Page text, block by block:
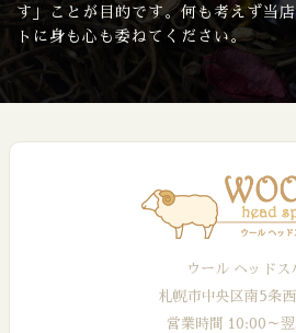
す」ことが目的です。何も考えず当
トに身も心も委ねてください。
ウール ヘッドス
札幌市中央区南5条西
営業時間 10:00～